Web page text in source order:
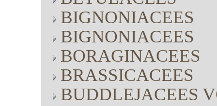
BIGNONIACEES
BIGNONIACEES
BORAGINACEES
BRASSICACEES
BUDDLEJACEES